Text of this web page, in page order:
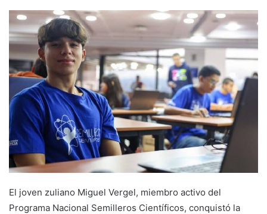
El joven zuliano Miguel Vergel, miembro activo del
Programa Nacional Semilleros Científicos, conquistó la